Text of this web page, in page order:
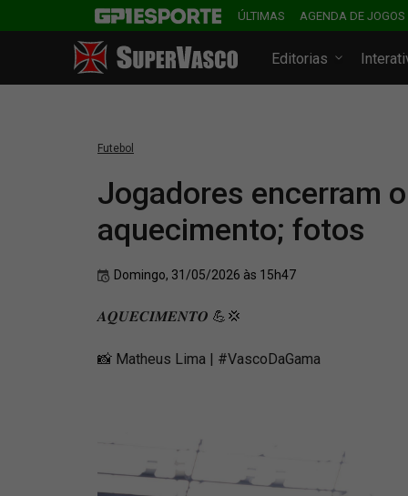
ÚLTIMAS AGENDA DE JOGOS
Editorias
Futebol
Jogadores encerram
aquecimento; fotos
Domingo, 31/05/2026 às 15h47
𝑨𝑸𝑼𝑬𝑪𝑰𝑴𝑬𝑵𝑻𝑶 💪💢
📸 Matheus Lima | #VascoDaGama